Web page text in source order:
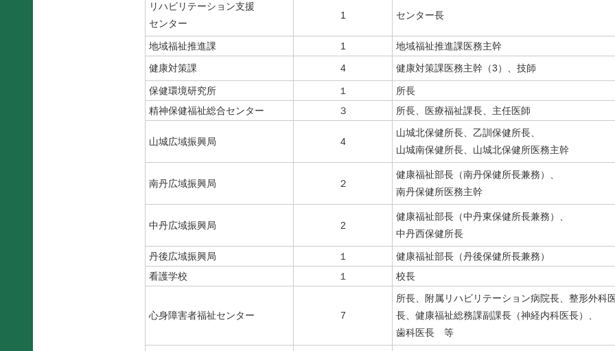
リハビリテーション支援
センター
1 センター長
地域福祉推進課 1
地域福祉推進課医務主幹
健康対策課
4 健康対策課医務主幹（3）、技師
保健環境研究所 １
所長
精神保健福祉総合センター
３ 所長、医療福祉課長、主任医師
山城広域振興局 4
山城北保健所長、乙訓保健所長、
山城南保健所長、山城北保健所医務主幹
南丹広域振興局 ２
健康福祉部長（南丹保健所長兼務）、
南丹保健所医務主幹
中丹広域振興局 2
健康福祉部長（中丹東保健所長兼務）、
中丹西保健所長
丹後広域振興局 １
健康福祉部長（丹後保健所長兼務）
看護学校
１ 校長
心身障害者福祉センター 7
所長、附属リハビリテーション病院長、整形外科
長、健康福祉総務課副課長（神経内科医長）、
歯科医長 等